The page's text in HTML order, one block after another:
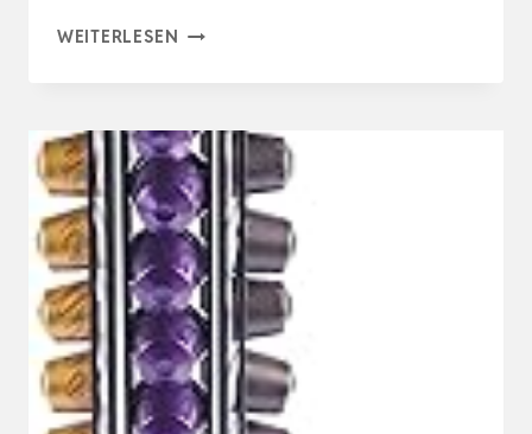
WEITERLESEN KAFFEE
AUFBEWAHRUNG
HALTER
FÜR
40
KAPSELN,
KAPSELSTÄNDER
FÜR
NESPR…